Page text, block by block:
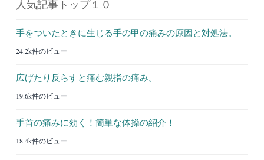
人気記事トップ１０
手をついたときに生じる手の甲の痛みの原因と対処法。
24.2k件のビュー
広げたり反らすと痛む親指の痛み。
19.6k件のビュー
手首の痛みに効く！簡単な体操の紹介！
18.4k件のビュー